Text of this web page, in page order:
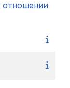
отношении